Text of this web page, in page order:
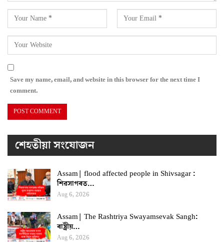
Save my name, email, and website in this browser for the next time I
comment.
শেহতীয়া সংযোজন
Assam| flood affected people in Shivsagar :
শিৱসাগৰত…
Aug 6, 2026
Assam| The Rashtriya Swayamsevak Sangh:
ৰাষ্ট্ৰীয়…
Aug 6, 2026